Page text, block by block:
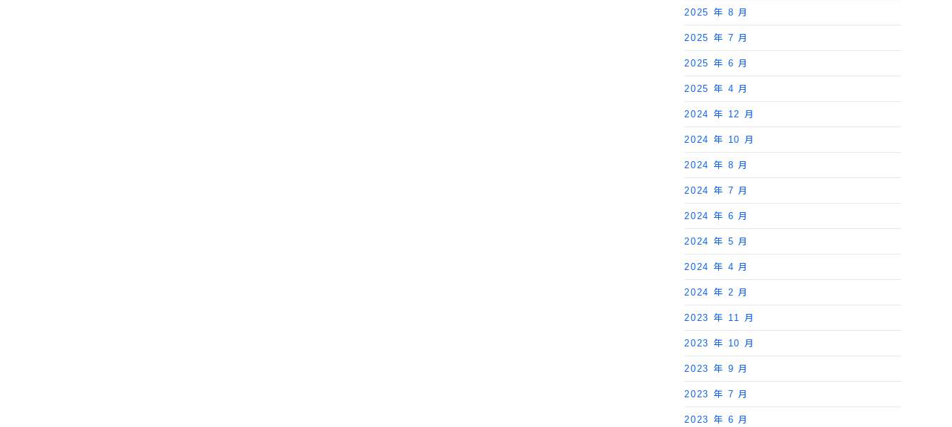
2025 年 8 月
2025 年 7 月
2025 年 6 月
2025 年 4 月
2024 年 12 月
2024 年 10 月
2024 年 8 月
2024 年 7 月
2024 年 6 月
2024 年 5 月
2024 年 4 月
2024 年 2 月
2023 年 11 月
2023 年 10 月
2023 年 9 月
2023 年 7 月
2023 年 6 月